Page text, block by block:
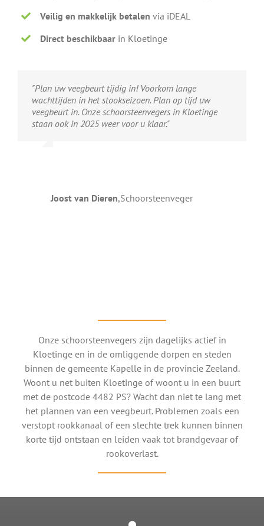
Veilig en makkelijk betalen via iDEAL
Direct beschikbaar in Kloetinge
"Plan uw veegbeurt tijdig in! Voorkom lange
wachttijden in het stookseizoen. Plan op tijd uw
veegbeurt in. Onze schoorsteenvegers in Kloetinge
staan ook in 2025 weer voor u klaar."
Joost van Dieren,Schoorsteenveger
Onze schoorsteenvegers zijn dagelijks actief in
Kloetinge en in de omliggende dorpen en steden
binnen de gemeente Kapelle in de provincie Zeeland.
Woont u net buiten Kloetinge of woont u in een buurt
met de postcode 4482 PS? Wacht dan niet te lang met
het plannen van een veegbeurt. Problemen zoals een
verstopt rookkanaal of een slechte trek kunnen binnen
korte tijd ontstaan en leiden vaak tot brandgevaar of
rookoverlast.